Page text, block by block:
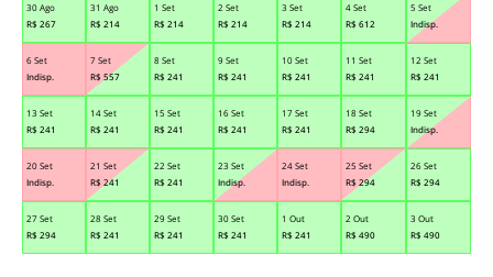
30 Ago
R$ 267
31 Ago
R$ 214
1 Set
R$ 214
2 Set
R$ 214
3 Set
R$ 214
4 Set
R$ 612
5 Set
Indisp.
6 Set
Indisp.
7 Set
R$ 557
8 Set
R$ 241
9 Set
R$ 241
10 Set
R$ 241
11 Set
R$ 241
12 Set
R$ 241
13 Set
R$ 241
14 Set
R$ 241
15 Set
R$ 241
16 Set
R$ 241
17 Set
R$ 241
18 Set
R$ 294
19 Set
Indisp.
20 Set
Indisp.
21 Set
R$ 241
22 Set
R$ 241
23 Set
Indisp.
24 Set
Indisp.
25 Set
R$ 294
26 Set
R$ 294
27 Set
R$ 294
28 Set
R$ 241
29 Set
R$ 241
30 Set
R$ 241
1 Out
R$ 241
2 Out
R$ 490
3 Out
R$ 490